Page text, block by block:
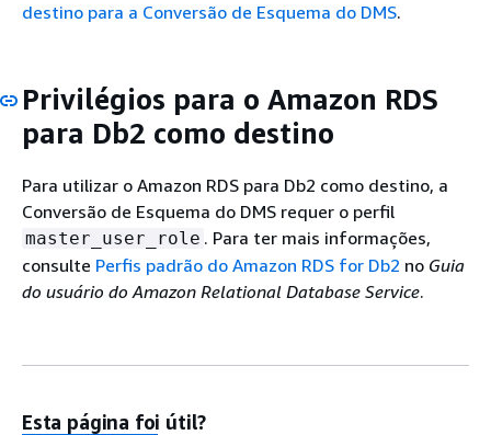
destino para a Conversão de Esquema do DMS.
Privilégios para o Amazon RDS
para Db2 como destino
Para utilizar o Amazon RDS para Db2 como destino, a
Conversão de Esquema do DMS requer o perfil
master_user_role . Para ter mais informações,
consulte Perfis padrão do Amazon RDS for Db2 no Guia
do usuário do Amazon Relational Database Service.
Esta página foi útil?